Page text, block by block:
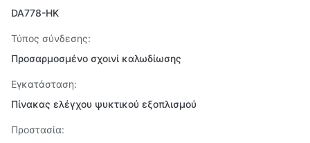
DA778-HK
Τύπος σύνδεσης:
Προσαρμοσμένο σχοινί καλωδίωσης
Εγκατάσταση:
Πίνακας ελέγχου ψυκτικού εξοπλισμού
Προστασία: